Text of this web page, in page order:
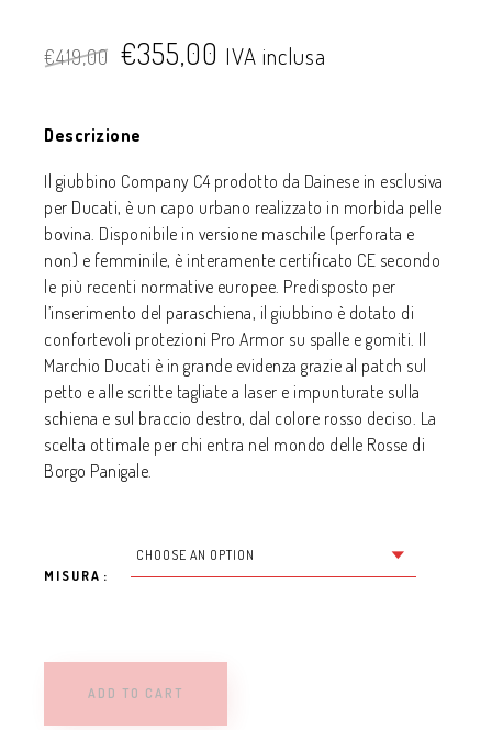
€419,00 €355,00 IVA inclusa
Descrizione
Il giubbino Company C4 prodotto da Dainese in esclusiva
per Ducati, è un capo urbano realizzato in morbida pelle
bovina. Disponibile in versione maschile (perforata e
non) e femminile, è interamente certificato CE secondo
le più recenti normative europee. Predisposto per
l’inserimento del paraschiena, il giubbino è dotato di
confortevoli protezioni Pro Armor su spalle e gomiti. Il
Marchio Ducati è in grande evidenza grazie al patch sul
petto e alle scritte tagliate a laser e impunturate sulla
schiena e sul braccio destro, dal colore rosso deciso. La
scelta ottimale per chi entra nel mondo delle Rosse di
Borgo Panigale.
MISURA
ADD TO CART